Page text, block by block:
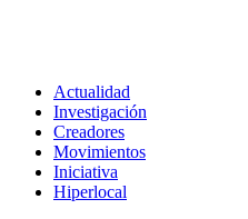
Actualidad
Investigación
Creadores
Movimientos
Iniciativa
Hiperlocal